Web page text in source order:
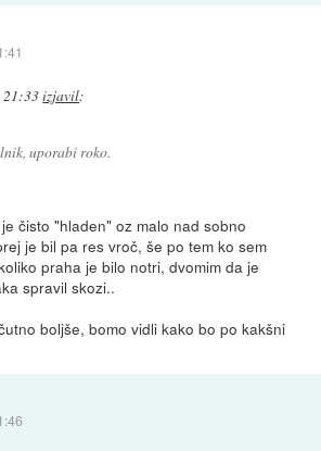
21:33izjavil:
uporabi roko.
čisto "hladen" oz malo nad sobno
je bil pa res vroč, še po tem ko sem
praha je bilo notri, dvomim da je
spravil skozi..
boljše, bomo vidli kako bo po kakšni